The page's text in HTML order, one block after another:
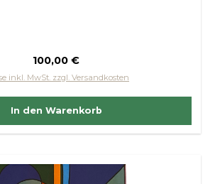
Regulärer Preis:
100,00 €
inkl. MwSt. zzgl. Versandkosten
In den Warenkorb